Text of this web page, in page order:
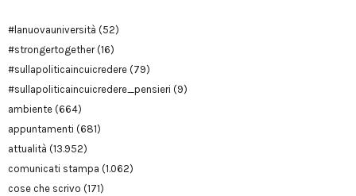
#lanuovauniversità (52)
#strongertogether(16)
#sullapoliticaincuicredere (79)
#sullapoliticaincuicredere_pensieri (9)
ambiente (664)
appuntamenti (681)
attualità (13.952)
comunicati stampa (1.062)
cose che scrivo (171)